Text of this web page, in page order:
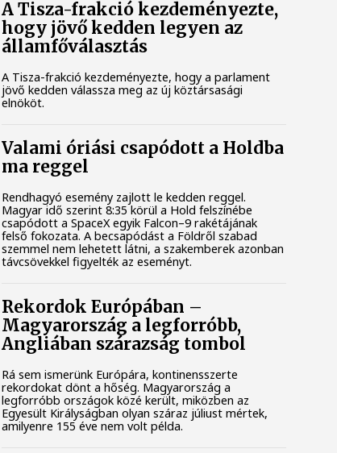
A Tisza-frakció kezdeményezte,
hogy jövő kedden legyen az
államfőválasztás
A Tisza-frakció kezdeményezte, hogy a parlament
jövő kedden válassza meg az új köztársasági
elnököt.
Valami óriási csapódott a Holdba
ma reggel
Rendhagyó esemény zajlott le kedden reggel.
Magyar idő szerint 8:35 körül a Hold felszínébe
csapódott a SpaceX egyik Falcon–9 rakétájának
felső fokozata. A becsapódást a Földről szabad
szemmel nem lehetett látni, a szakemberek azonban
távcsövekkel figyelték az eseményt.
Rekordok Európában –
Magyarország a legforróbb,
Angliában szárazság tombol
Rá sem ismerünk Európára, kontinensszerte
rekordokat dönt a hőség. Magyarország a
legforróbb országok közé került, miközben az
Egyesült Királyságban olyan száraz júliust mértek,
amilyenre 155 éve nem volt példa.